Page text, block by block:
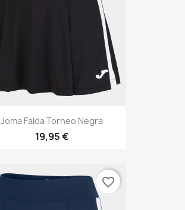
Joma Falda Torneo Negra
19,95 €
favorite_border